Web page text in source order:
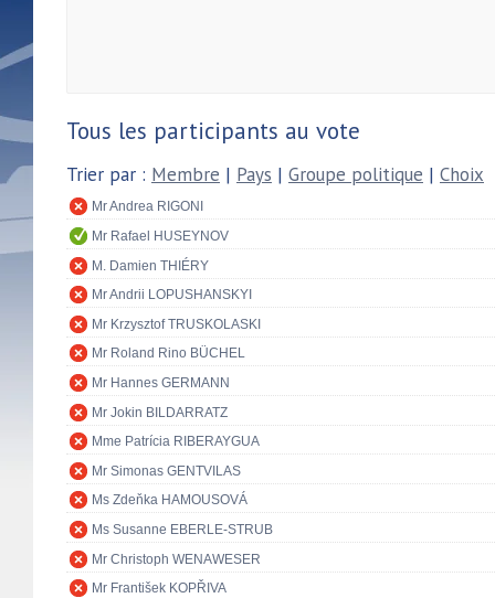
Tous les participants au vote
Trier par : Membre | Pays | Groupe politique | Choix
Mr Andrea RIGONI
Mr Rafael HUSEYNOV
M. Damien THIÉRY
Mr Andrii LOPUSHANSKYI
Mr Krzysztof TRUSKOLASKI
Mr Roland Rino BÜCHEL
Mr Hannes GERMANN
Mr Jokin BILDARRATZ
Mme Patrícia RIBERAYGUA
Mr Simonas GENTVILAS
Ms Zdeňka HAMOUSOVÁ
Ms Susanne EBERLE-STRUB
Mr Christoph WENAWESER
Mr František KOPŘIVA